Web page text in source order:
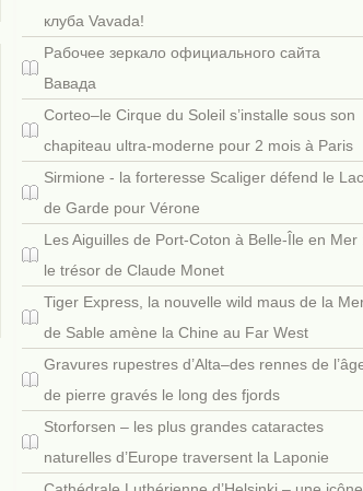
клуба Vavada!
Рабочее зеркало официального сайта
Вавада
Corteo–le Cirque du Soleil s’installe sous son
chapiteau ultra-moderne pour 2 mois à Paris
Sirmione - la forteresse Scaliger défend le Lac
de Garde pour Vérone
Les Aiguilles de Port-Coton à Belle-Île en Mer
le trésor de Claude Monet
Tiger Express, la nouvelle wild maus de la
de Sable amène la Chine au Far West
Gravures rupestres d’Alta–des rennes de
de pierre gravés le long des fjords
Storforsen – les plus grandes cataractes
naturelles d’Europe traversent la Laponie